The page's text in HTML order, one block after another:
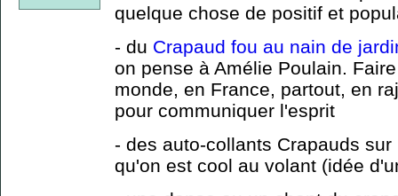
quelque chose de positif et
- du Crapaud fou au nain de
on pense à Amélie Poulain.
monde, en France, partout, en
pour communiquer l'esprit
- des auto-collants Crapauds
qu'on est cool au volant (idée